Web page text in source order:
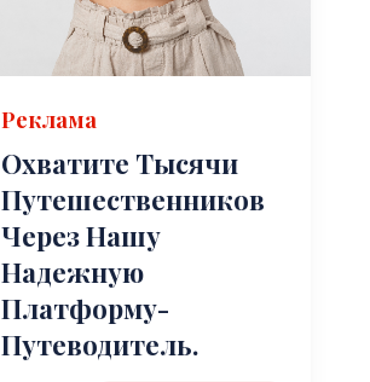
Реклама
Охватите Тысячи
Путешественников
Через Нашу
Надежную
Платформу-
Путеводитель.